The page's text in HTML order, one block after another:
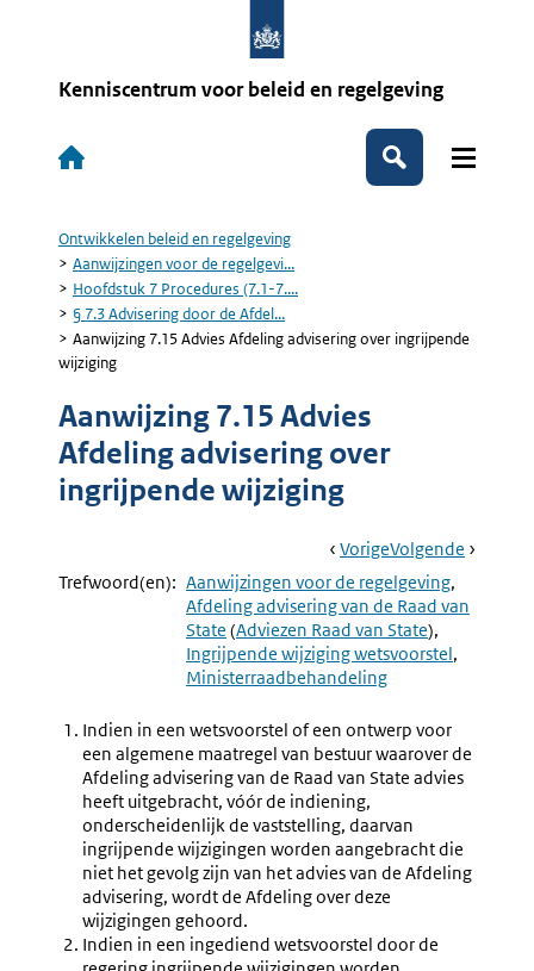
Kenniscentrum voor beleid en regelgeving
Hoofdnavigatie
Zoeken
Kruimelpad
Ontwikkelen beleid en regelgeving
Aanwijzingen voor de regelgevi...
Hoofdstuk 7 Procedures (7.1-7....
§ 7.3 Advisering door de Afdel...
Aanwijzing 7.15 Advies Afdeling advisering over ingrijpende
wijziging
Aanwijzing 7.15 Advies
Afdeling advisering over
ingrijpende wijziging
Book
Navigation
Ga
Naar
VorigePagina:
Aanwijzing
7.14
Na
Ingrijpende
Ga
Naar
Volgende Pagina:
Advies
Trefwoord(en): Aanwijzingen voor de regelgeving
Afdeling advisering van de Raad van
State (Adviezen Raad van State)
Ingrijpende wijziging wetsvoorstel
Ministerraadbehandeling
Indien in een wetsvoorstel of een ontwerp voor
een algemene maatregel van bestuur waarover de
Afdeling advisering van de Raad van State advies
heeft uitgebracht, vóór de indiening,
onderscheidenlijk de vaststelling, daarvan
ingrijpende wijzigingen worden aangebracht die
niet het gevolg zijn van het advies van de Afdeling
advisering, wordt de Afdeling over deze
wijzigingen gehoord.
Indien in een ingediend wetsvoorstel door de